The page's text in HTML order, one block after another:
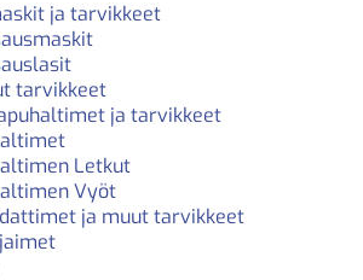
ja tarvikkeet
tarvikkeet
ja tarvikkeet
Letkut
Vyöt
ja muut tarvikkeet